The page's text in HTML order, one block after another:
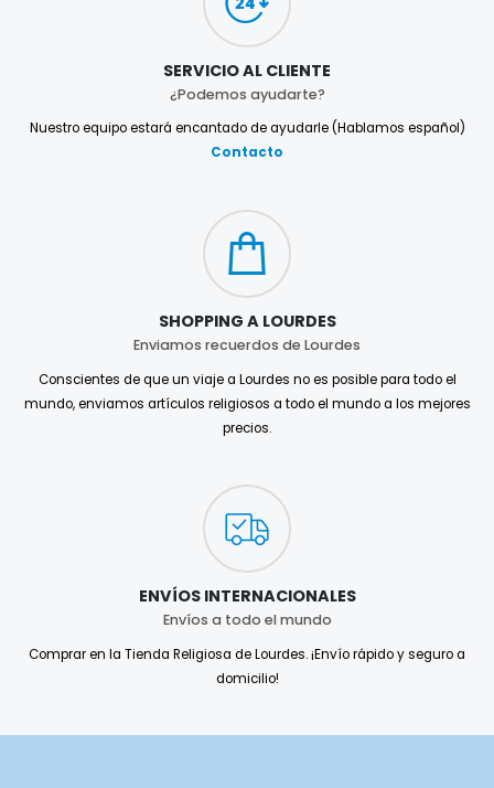
SERVICIO AL CLIENTE
¿Podemos ayudarte?
Nuestro equipo estará encantado de ayudarle (Hablamos español)
Contacto
SHOPPING A LOURDES
Enviamos recuerdos de Lourdes
Conscientes de que un viaje a Lourdes no es posible para todo el
mundo, enviamos artículos religiosos a todo el mundo a los mejores
precios.
ENVÍOS INTERNACIONALES
Envíos a todo el mundo
Comprar en la Tienda Religiosa de Lourdes. ¡Envío rápido y seguro a
domicilio!